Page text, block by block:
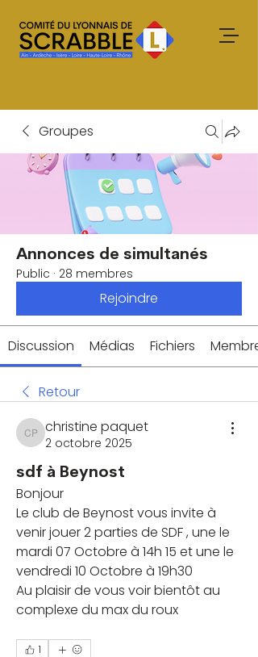
Groupes
Annonces de simultanés
Public · 28 membres
Rejoindre
Discussion Médias Fichiers
Retour
christine paquet
christine paquet
2 octobre 2025
sdf à Beynost
Bonjour
Le club de Beynost vous invite à
venir jouer 2 parties de SDF , une le
mardi 07 Octobre à 14h 15 et une le
vendredi 10 Octobre à 19h30
Au plaisir de vous voir bientôt au
complexe du max du roux
1